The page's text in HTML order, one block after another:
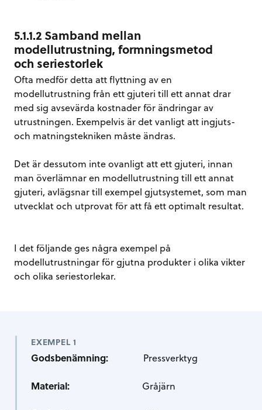
5.1.1.2 Samband mellan
modellutrustning, formningsmetod
och seriestorlek
Ofta medför detta att flyttning av en
modellutrustning från ett gjuteri till ett annat drar
med sig avsevärda kostnader för ändringar av
utrustningen. Exempelvis är det vanligt att ingjuts-
och matningstekniken måste ändras.
Det är dessutom inte ovanligt att ett gjuteri, innan
man överlämnar en modellutrustning till ett annat
gjuteri, avlägsnar till exempel gjutsystemet, som man
utvecklat och utprovat för att få ett optimalt resultat.
I det följande ges några exempel på
modellutrustningar för gjutna produkter i olika vikter
och olika seriestorlekar.
EXEMPEL 1
Godsbenämning: Pressverktyg
Material: Gråjärn